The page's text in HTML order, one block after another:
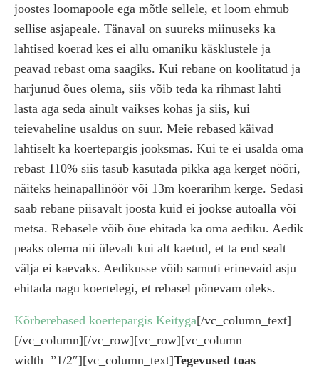
joostes loomapoole ega mõtle sellele, et loom ehmub
sellise asjapeale. Tänaval on suureks miinuseks ka
lahtised koerad kes ei allu omaniku käsklustele ja
peavad rebast oma saagiks. Kui rebane on koolitatud ja
harjunud õues olema, siis võib teda ka rihmast lahti
lasta aga seda ainult vaikses kohas ja siis, kui
teievaheline usaldus on suur. Meie rebased käivad
lahtiselt ka koertepargis jooksmas. Kui te ei usalda oma
rebast 110% siis tasub kasutada pikka aga kerget nööri,
näiteks heinapallinöör või 13m koerarihm kerge. Sedasi
saab rebane piisavalt joosta kuid ei jookse autoalla või
metsa. Rebasele võib õue ehitada ka oma aediku. Aedik
peaks olema nii ülevalt kui alt kaetud, et ta end sealt
välja ei kaevaks. Aedikusse võib samuti erinevaid asju
ehitada nagu koertelegi, et rebasel põnevam oleks.
Kõrberebased koertepargis Keityga[/vc_column_text]
[/vc_column][/vc_row][vc_row][vc_column
width=”1/2″][vc_column_text]Tegevused toas